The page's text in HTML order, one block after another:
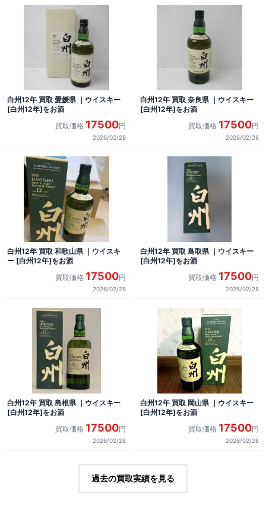
白州12年 買取 愛媛県 ｜ウイスキー
[白州12年]をお酒
買取価格 17500円
2026/02/28
白州12年 買取 奈良県 ｜ウイスキー
[白州12年]をお酒
買取価格 17500円
2026/02/28
白州12年 買取 和歌山県 ｜ウイスキ
ー [白州12年]をお酒
買取価格 17500円
2026/02/28
白州12年 買取 鳥取県 ｜ウイスキー
[白州12年]をお酒
買取価格 17500円
2026/02/28
白州12年 買取 島根県 ｜ウイスキー
[白州12年]をお酒
買取価格 17500円
2026/02/28
白州12年 買取 岡山県 ｜ウイスキー
[白州12年]をお酒
買取価格 17500円
2026/02/28
過去の買取実績を見る